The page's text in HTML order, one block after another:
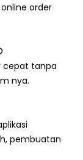
order
cepat tanpa
nya.
pembuatan